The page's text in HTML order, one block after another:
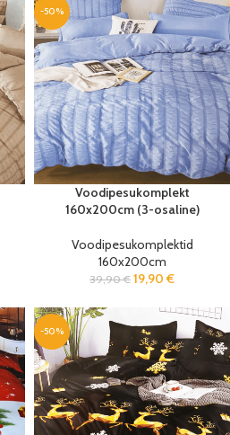
-50%
Voodipesukomplekt
160x200cm (3-osaline)
Voodipesukomplektid
160x200cm
39,90€ 19,90 €
-50%